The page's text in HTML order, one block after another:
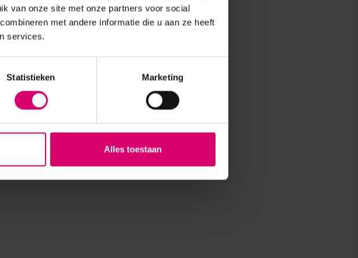
van onze site met onze partners voor social
met andere informatie die u aan ze heeft
services.
Statistieken Marketing
Alles toestaan